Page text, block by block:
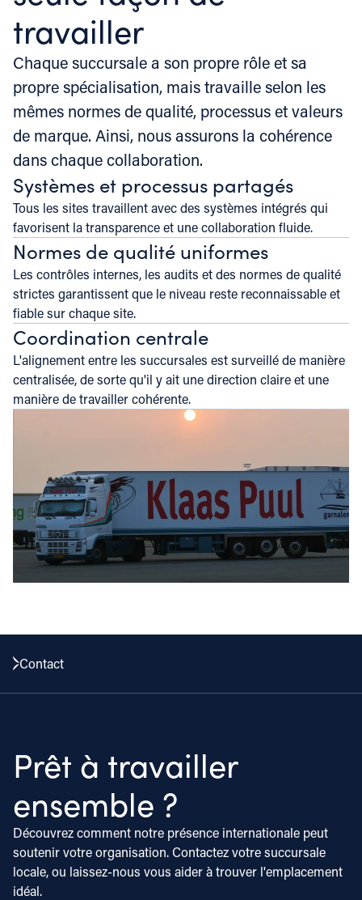
travailler
Chaque succursale a son propre rôle et sa
propre spécialisation, mais travaille selon les
mêmes normes de qualité, processus et valeurs
de marque. Ainsi, nous assurons la cohérence
dans chaque collaboration.
Systèmes et processus partagés
Tous les sites travaillent avec des systèmes intégrés qui
favorisent la transparence et une collaboration fluide.
Normes de qualité uniformes
Les contrôles internes, les audits et des normes de qualité
strictes garantissent que le niveau reste reconnaissable et
fiable sur chaque site.
Coordination centrale
L'alignement entre les succursales est surveillé de manière
centralisée, de sorte qu'il y ait une direction claire et une
manière de travailler cohérente.
Contact
Prêt à travailler
ensemble ?
Découvrez comment notre présence internationale peut
soutenir votre organisation. Contactez votre succursale
locale, ou laissez-nous vous aider à trouver l'emplacement
idéal.